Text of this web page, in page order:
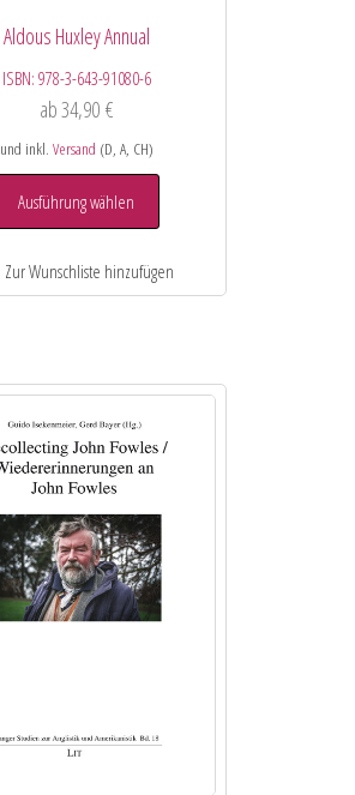
Aldous Huxley Annual
ISBN: 978-3-643-91080-6
ab34,90 €
und inkl. Versand (D, A, CH)
Ausführung wählen